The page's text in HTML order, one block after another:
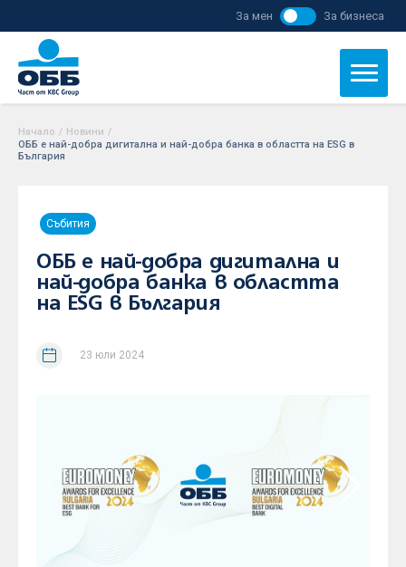
За мен За бизнеса
Начало / Новини /
ОББ е най-добра дигитална и най-добра банка в областта на ESG в
България
Събития
ОББ е най-добра дигитална и
най-добра банка в областта
на ESG в България
23 юли 2024